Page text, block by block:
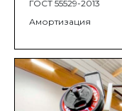
ГОСТ 55529-2013
Амортизация